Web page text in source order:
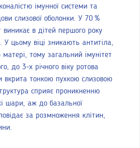
імунної системи та
слизової оболонки. У 70 %
виникає в дітей першого року
У цьому віці зникають антитіла,
тому загальний імунітет
до 3-х річного віку ротова
вкрита тонкою пухкою слизовою
сприяє проникненню
шари, аж до базальної
за розмноження клітин,